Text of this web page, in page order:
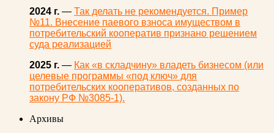
2024 г. — Так делать не рекомендуется. Пример
№11. Внесение паевого взноса имуществом в
потребительский кооператив признано решением
суда реализацией
2025 г. — Как «в складчину» владеть бизнесом (или
целевые программы «под ключ» для
потребительских кооперативов, созданных по
закону РФ №3085-1).
Архивы